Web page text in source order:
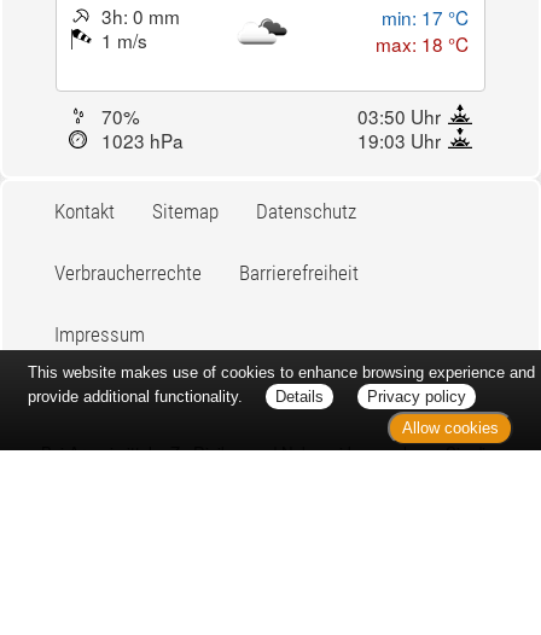
3h: 0 mm
1 m/s
min: 17 °C
max: 18 °C
70%
03:50 Uhr
1023 hPa
19:03 Uhr
Kontakt Sitemap Datenschutz
Verbraucherrechte Barrierefreiheit
Impressum
Bei Arzneimitteln: Zu Risiken und Nebenwirkungen lesen Sie die
This website makes use of cookies to enhance browsing experience and
provide additional functionality.
Details
Privacy policy
Allow cookies